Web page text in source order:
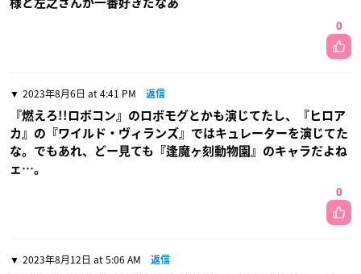
様と左之さんが一番好きだなあ
0
2023年8月6日 at 4:41 PM 返信
『燃えろ!!ロボコン』のロボモグとかも演じてたし、『ヒロア
カ』の『ワイルド・ヴィランズ』ではキュレーターを演じてた
な。でもあれ、どー見ても『逢魔ヶ刻動物園』のキャラだよね
ェ…。
0
2023年8月12日 at 5:06 AM 返信